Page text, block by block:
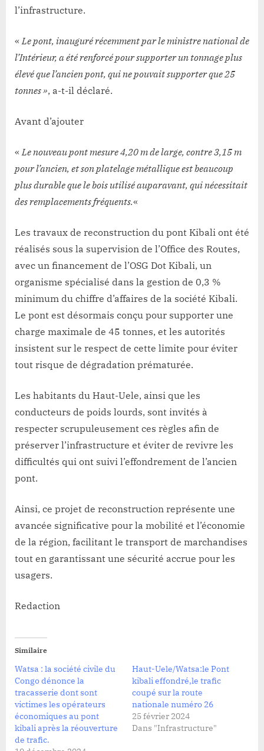
l’infrastructure.
« Le pont, inauguré récemment par le ministre national de
l’Intérieur, a été renforcé pour supporter un tonnage plus
élevé que l’ancien pont, qui ne pouvait supporter que 25
tonnes », a-t-il déclaré.
Avant d’ajouter
« Le nouveau pont mesure 4,20 m de large, contre 3,15 m
pour l’ancien, et son platelage métallique est beaucoup
plus durable que le bois utilisé auparavant, qui nécessitait
des remplacements fréquents.«
Les travaux de reconstruction du pont Kibali ont été
réalisés sous la supervision de l’Office des Routes,
avec un financement de l’OSG Dot Kibali, un
organisme spécialisé dans la gestion de 0,3 %
minimum du chiffre d’affaires de la société Kibali.
Le pont est désormais conçu pour supporter une
charge maximale de 45 tonnes, et les autorités
insistent sur le respect de cette limite pour éviter
tout risque de dégradation prématurée.
Les habitants du Haut-Uele, ainsi que les
conducteurs de poids lourds, sont invités à
respecter scrupuleusement ces règles afin de
préserver l’infrastructure et éviter de revivre les
difficultés qui ont suivi l’effondrement de l’ancien
pont.
Ainsi, ce projet de reconstruction représente une
avancée significative pour la mobilité et l’économie
de la région, facilitant le transport de marchandises
tout en garantissant une sécurité accrue pour les
usagers.
Redaction
Similaire
Watsa : la société civile du
Congo dénonce la
tracasserie dont sont
victimes les opérateurs
économiques au pont
kibali après la réouverture
de trafic.
Haut-Uele/Watsa:le Pont
kibali effondré,le trafic
coupé sur la route
nationale numéro 26
25 février 2024
Dans "Infrastructure"